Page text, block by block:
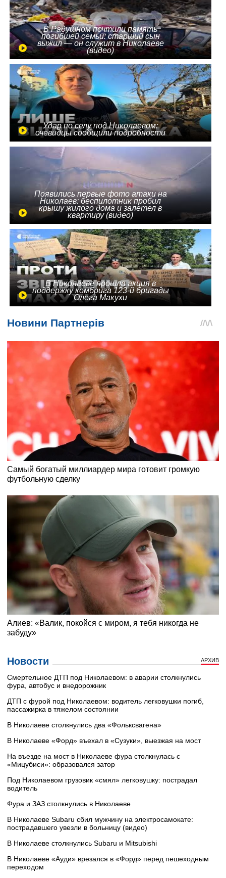
В Радушном почтили память
погибшей семьи: старший сын
выжил — он служит в Николаеве
(видео)
Удар по селу под Николаевом:
очевидцы сообщили подробности
Появились первые фото атаки на
Николаев: беспилотник пробил
крышу жилого дома и залетел в
квартиру (видео)
В Николаеве прошла акция в
поддержку комбрига 123-й бригады
Олега Макухи
Новости АРХИВ
Смертельное ДТП под Николаевом: в аварии столкнулись
фура, автобус и внедорожник
ДТП с фурой под Николаевом: водитель легковушки погиб,
пассажирка в тяжелом состоянии
В Николаеве столкнулись два «Фольксвагена»
В Николаеве «Форд» въехал в «Сузуки», выезжая на мост
На въезде на мост в Николаеве фура столкнулась с
«Мицубиси»: образовался затор
Под Николаевом грузовик «смял» легковушку: пострадал
водитель
Фура и ЗАЗ столкнулись в Николаеве
В Николаеве Subaru сбил мужчину на электросамокате:
пострадавшего увезли в больницу (видео)
В Николаеве столкнулись Subaru и Mitsubishi
В Николаеве «Ауди» врезался в «Форд» перед пешеходным
переходом